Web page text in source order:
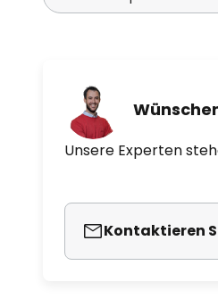
Unsere Experten
Kontaktieren